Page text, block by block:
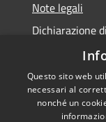
Note legali
Dichiarazione
Attuazione
Questo sito web
necessari al
nonché un